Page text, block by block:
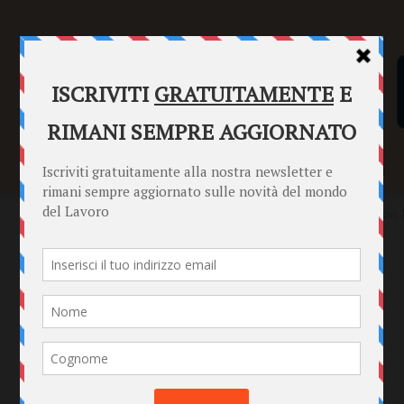
SENTENZE FORMULARI PUNTO INFORMAZIONI
Home Punto Informazioni Mansioni